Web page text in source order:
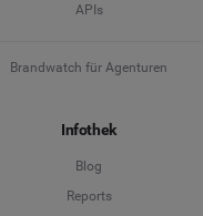
APIs
Brandwatch für Agenturen
Infothek
Blog
Reports